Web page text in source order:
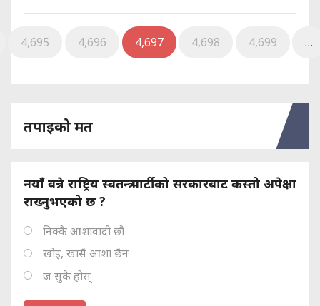
4,695 4,696 4,697 4,698 4,699 …
तपाइको मत
नयाँ बन्ने राष्ट्रिय स्वतन्त्र पार्टीको सरकारबाट कस्तो अपेक्षा
राख्नुभएको छ ?
निक्कै आशावादी छौ
खोइ, खासै आशा छैन
ज सुकै होस्